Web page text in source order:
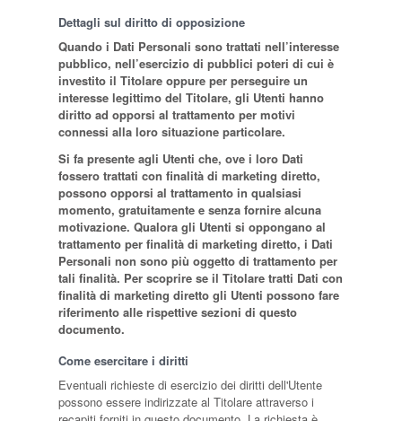
Dettagli sul diritto di opposizione
Quando i Dati Personali sono trattati nell’interesse
pubblico, nell’esercizio di pubblici poteri di cui è
investito il Titolare oppure per perseguire un
interesse legittimo del Titolare, gli Utenti hanno
diritto ad opporsi al trattamento per motivi
connessi alla loro situazione particolare.
Si fa presente agli Utenti che, ove i loro Dati
fossero trattati con finalità di marketing diretto,
possono opporsi al trattamento in qualsiasi
momento, gratuitamente e senza fornire alcuna
motivazione. Qualora gli Utenti si oppongano al
trattamento per finalità di marketing diretto, i Dati
Personali non sono più oggetto di trattamento per
tali finalità. Per scoprire se il Titolare tratti Dati con
finalità di marketing diretto gli Utenti possono fare
riferimento alle rispettive sezioni di questo
documento.
Come esercitare i diritti
Eventuali richieste di esercizio dei diritti dell'Utente
possono essere indirizzate al Titolare attraverso i